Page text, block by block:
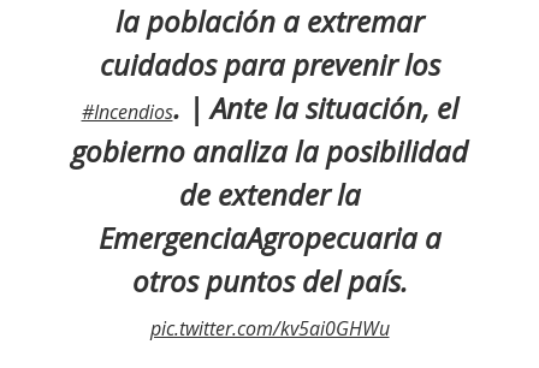
la población a extremar
cuidados para prevenir los
#Incendios. | Ante la situación, el
gobierno analiza la posibilidad
de extender la
EmergenciaAgropecuaria a
otros puntos del país.
pic.twitter.com/kv5ai0GHWu